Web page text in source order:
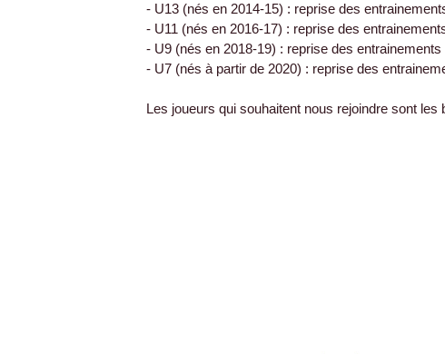
- U13 (nés en 2014-15) : reprise des
- U11 (nés en 2016-17) : reprise des
- U9 (nés en 2018-19) : reprise des
- U7 (nés à partir de 2020) : reprise des
Les joueurs qui souhaitent nous rejoindre sont les